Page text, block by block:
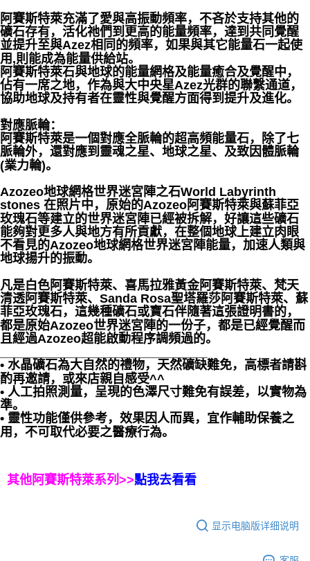
阿賽斯特萊充滿了愛與高振動頻率，不吝於支持其他的
礦石存有，活化祂們到更高的能量頻率，達到共同覺醒
並提升至與Azez相同的頻率，如果與其它能量石一起使
用,則能成為能量供給站。
阿賽斯特萊石與地球的能量網格及能量癒合及覺醒中，
佔有一席之地，作為與大中央星Azez光群的聯繫通道，
協助地球及持有者在靈性與覺醒方面得到提升及進化。
對應脈輪：
阿賽斯特萊是一個對應全脈輪的超高頻能量石，除了七
脈輪外，還對應到靈魂之星、地球之星、及致因體脈輪
(業力輪)。
Azozeo地球網格世界迷宮陣之石World Labyrinth
stones 在照片中，原始的Azozeo阿賽斯特萊與蘇菲亞
玫瑰石等建立的世界迷宮陣已經被拆解，好讓這些礦石
能夠對更多人與地方有所貢獻，在整個地球上建立肉眼
不看見的Azozeo地球網格世界迷宮陣能量，加速人類與
地球揚升的振動。
凡是白色阿賽斯特萊、喜馬拉雅黃金阿賽斯特萊、梵天
清透阿賽斯特萊、Sanda Rosa聖塔羅莎阿賽斯特萊、蘇
菲亞玫瑰石，這幾種礦石或寶石伴隨著這張證明書的，
都是原始Azozeo世界迷宮陣的一份子，都是已經覺醒而
且經過Azozeo超能啟動程序調頻過的。
• 水晶礦石為大自然的禮物，天然礦缺難免，高標者請斟
酌再邀請，或來店親自感受^^
• 人工拍照測量，呈現的色澤尺寸難免有誤差，以實物為
準。
• 靈性功能僅供參考，效果因人而異，宜作輔助保養之
用，不可取代必要之醫療行為。
其他阿賽斯特萊系列>>點我去看看
显示电脑版详细说明